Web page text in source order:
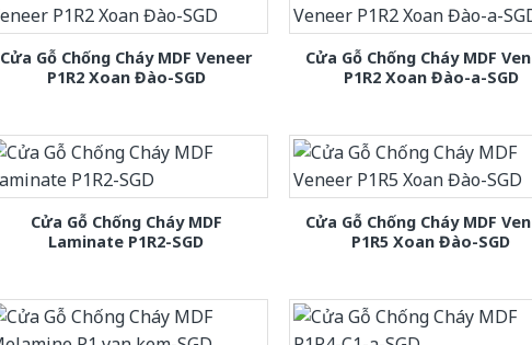
Cửa Gỗ Chống Cháy MDF Veneer
P1R2 Xoan Đào-SGD
Cửa Gỗ Chống Cháy MDF
P1R2 Xoan Đào-a-SGD
Cửa Gỗ Chống Cháy MDF
Laminate P1R2-SGD
Cửa Gỗ Chống Cháy MDF
P1R5 Xoan Đào-SGD